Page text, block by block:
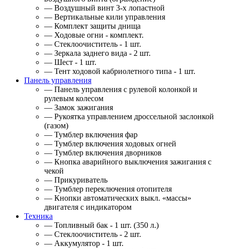
— Воздушный винт 3-х лопастной
— Вертикальные кили управления
— Комплект защиты днища
— Ходовые огни - комплект.
— Стеклоочиститель - 1 шт.
— Зеркала заднего вида - 2 шт.
— Шест - 1 шт.
— Тент ходовой кабриолетного типа - 1 шт.
Панель управления
— Панель управления с рулевой колонкой и
рулевым колесом
— Замок зажигания
— Рукоятка управлением дроссельной заслонкой
(газом)
— Тумблер включения фар
— Тумблер включения ходовых огней
— Тумблер включения дворников
— Кнопка аварийного выключения зажигания с
чекой
— Прикуриватель
— Тумблер переключения отопителя
— Кнопки автоматических выкл. «массы»
двигателя с индикатором
Техника
— Топливный бак - 1 шт. (350 л.)
— Стеклоочиститель - 2 шт.
— Аккумулятор - 1 шт.